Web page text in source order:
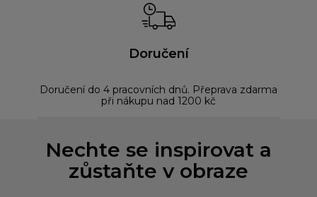
Doručení
Doručení do 4 pracovních dnů. Přeprava zdarma
při nákupu nad 1200 kč
Nechte se inspirovat a
zůstaňte v obraze